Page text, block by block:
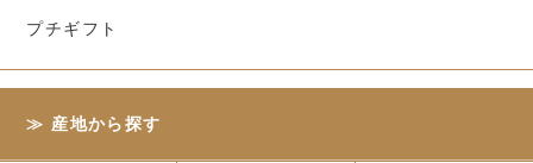
プチギフト
産地から探す